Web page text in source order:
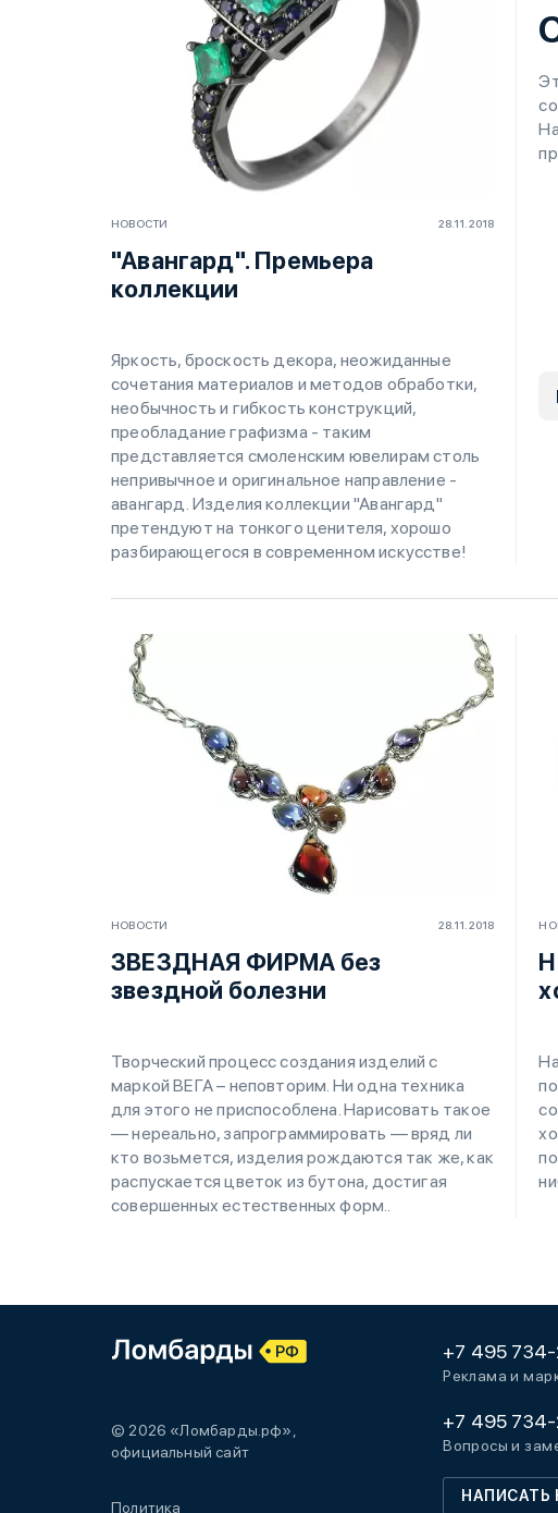
НОВОСТИ 28.11.2018
"Авангард". Премьера
коллекции
Яркость, броскость декора, неожиданные
сочетания материалов и методов обработки,
необычность и гибкость конструкций,
преобладание графизма - таким
представляется смоленским ювелирам столь
непривычное и оригинальное направление -
авангард. Изделия коллекции "Авангард"
претендуют на тонкого ценителя, хорошо
разбирающегося в современном искусстве!
НОВОСТИ 28.11.2018
ЗВЕЗДНАЯ ФИРМА без
звездной болезни
Творческий процесс создания изделий с
маркой ВЕГА – неповторим. Ни одна техника
для этого не приспособлена. Нарисовать такое
— нереально, запрограммировать — вряд ли
кто возьмется, изделия рождаются так же, как
распускается цветок из бутона, достигая
совершенных естественных форм..
© 2026 «Ломбарды.рф»,
официальный сайт
Политика
+7 495
Реклама и
+7 495
Вопросы и
НАПИСАТЬ